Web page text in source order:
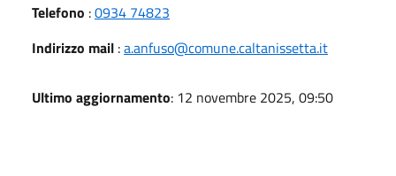
Telefono :0934 74823
Indirizzo mail :a.anfuso@comune.caltanissetta.it
Ultimo aggiornamento: 12 novembre 2025, 09:50